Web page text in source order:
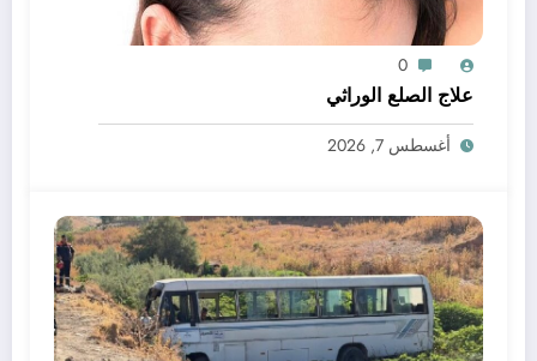
0
علاج الصلع الوراثي
أغسطس 7, 2026